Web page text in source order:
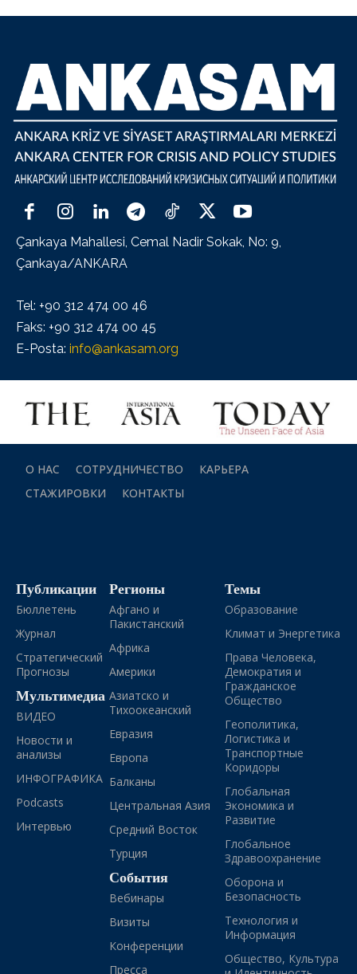
Çankaya Mahallesi, Cemal Nadir Sokak, No: 9,
Çankaya/ANKARA
Tel: +90 312 474 00 46
Faks: +90 312 474 00 45
E-Posta: info@ankasam.org
О НАС СОТРУДНИЧЕСТВО
КАРЬЕРА
СТАЖИРОВКИ
КОНТАКТЫ
Публикации
Бюллетень
Журнал
Стратегический
Прогнозы
Мультимедиа
ВИДЕО
Новости и
анализы
ИНФОГРАФИКА
Podcasts
Интервью
Регионы
Афгано и
Пакистанский
Африка
Америки
Азиатско и
Тихоокеанский
Евразия
Европа
Балканы
Центральная Азия
Средний Восток
Турция
События
Вебинары
Визиты
Конференции
Пресса
Темы
Образование
Климат и Энергетика
Права Человека,
Демократия и
Гражданское
Общество
Геополитика,
Логистика и
Транспортные
Коридоры
Глобальная
Экономика и
Развитие
Глобальное
Здравоохранение
Оборона и
Безопасность
Технология и
Информация
Общество, Культура